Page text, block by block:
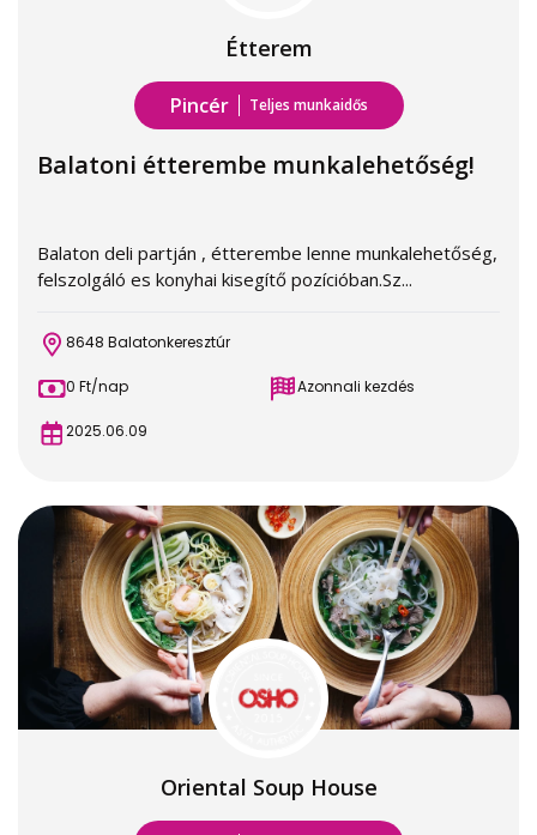
Étterem
Pincér Teljes munkaidős
Balatoni étterembe munkalehetőség!
Balaton deli partján , étterembe lenne munkalehetőség,
felszolgáló es konyhai kisegítő pozícióban.Sz...
8648 Balatonkeresztúr
0 Ft/nap Azonnali kezdés
2025.06.09
Oriental Soup House